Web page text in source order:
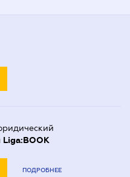
Liga:BOOK
ПОДРОБНЕЕ